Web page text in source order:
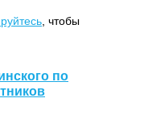
, чтобы
по